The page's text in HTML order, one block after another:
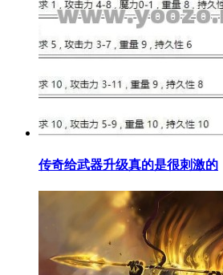
传奇给武器升级真的是很刺激的